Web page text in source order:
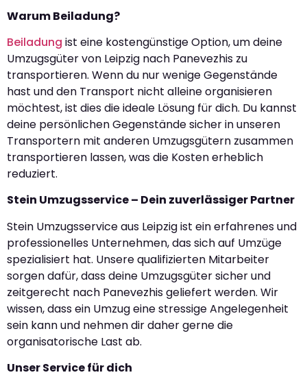
Warum Beiladung?
Beiladung ist eine kostengünstige Option, um deine
Umzugsgüter von Leipzig nach Panevezhis zu
transportieren. Wenn du nur wenige Gegenstände
hast und den Transport nicht alleine organisieren
möchtest, ist dies die ideale Lösung für dich. Du kannst
deine persönlichen Gegenstände sicher in unseren
Transportern mit anderen Umzugsgütern zusammen
transportieren lassen, was die Kosten erheblich
reduziert.
Stein Umzugsservice – Dein zuverlässiger Partner
Stein Umzugsservice aus Leipzig ist ein erfahrenes und
professionelles Unternehmen, das sich auf Umzüge
spezialisiert hat. Unsere qualifizierten Mitarbeiter
sorgen dafür, dass deine Umzugsgüter sicher und
zeitgerecht nach Panevezhis geliefert werden. Wir
wissen, dass ein Umzug eine stressige Angelegenheit
sein kann und nehmen dir daher gerne die
organisatorische Last ab.
Unser Service für dich